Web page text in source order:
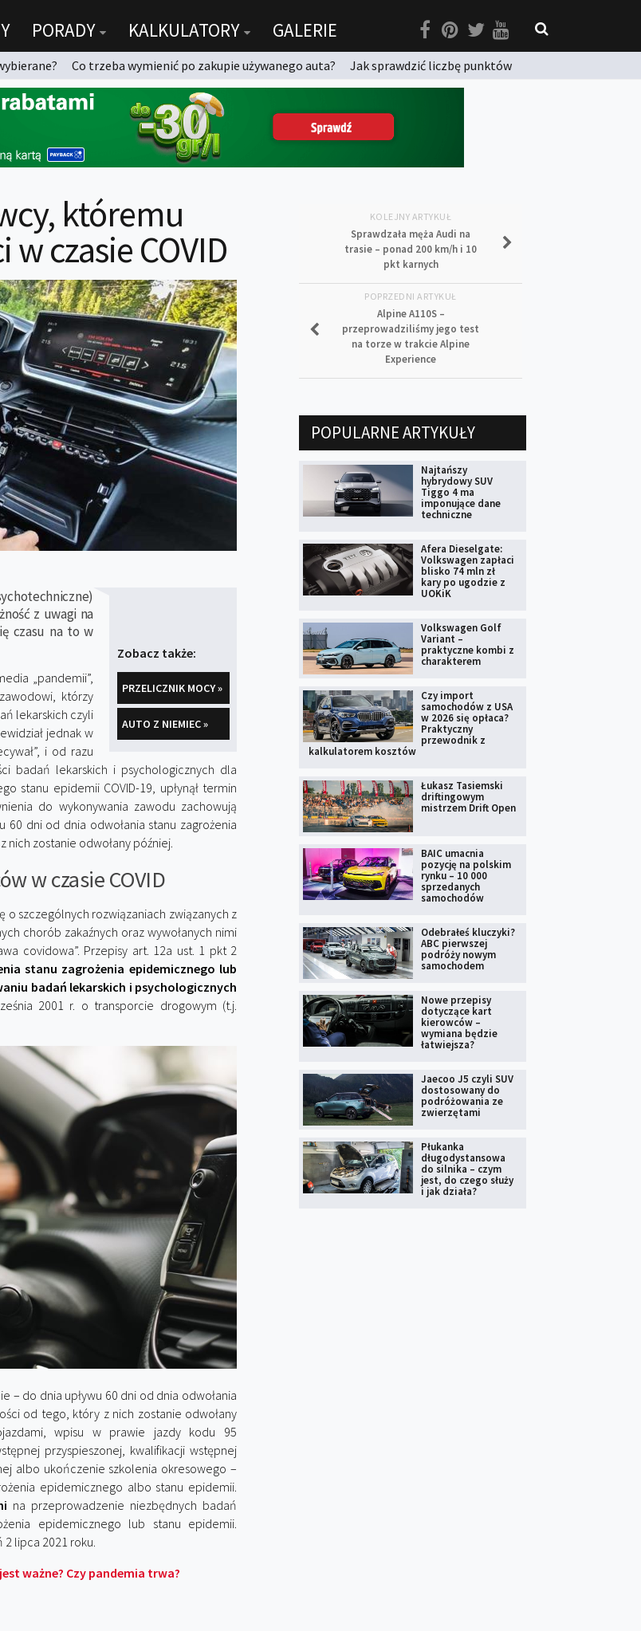
PORADY KALKULATORY GALERIE
Co trzeba wymienić po zakupie używanego auta?
Jak sprawdzić liczbę punktów
któremu
czasie COVID
Zobacz także:
PRZELICZNIK MOCY »
AUTO Z NIEMIEC »
z uwagi na
czasu na to w
„pandemii”,
którzy
lekarskich czyli
jednak w
i od razu
badań lekarskich i psychologicznych dla
stanu epidemii COVID-19, upłynął termin
do wykonywania zawodu zachowują
60 dni od dnia odwołania stanu zagrożenia
zostanie odwołany później.
w czasie COVID
o szczególnych rozwiązaniach związanych z
chorób zakaźnych oraz wywołanych nimi
covidowa”. Przepisy art. 12a ust. 1 pkt 2
stanu zagrożenia epidemicznego lub
badań lekarskich i psychologicznych
2001 r. o transporcie drogowym (t.j.
– do dnia upływu 60 dni od dnia odwołania
od tego, który z nich zostanie odwołany
wpisu w prawie jazdy kodu 95
przyspieszonej, kwalifikacji wstępnej
albo ukończenie szkolenia okresowego –
epidemicznego albo stanu epidemii.
na przeprowadzenie niezbędnych badań
epidemicznego lub stanu epidemii.
lipca 2021 roku.
ważne? Czy pandemia trwa?
KOLEJNY ARTYKUŁ
Sprawdzała męża Audi na
trasie – ponad 200 km/h i 10
pkt karnych
POPRZEDNI ARTYKUŁ
Alpine A110S –
przeprowadziliśmy jego test
na torze w trakcie Alpine
Experience
POPULARNE ARTYKUŁY
Najtańszy
hybrydowy SUV
Tiggo 4 ma
imponujące dane
techniczne
Afera Dieselgate:
Volkswagen zapłaci
blisko 74 mln zł
kary po ugodzie z
UOKiK
Volkswagen Golf
Variant –
praktyczne kombi z
charakterem
Czy import
samochodów z USA
w 2026 się opłaca?
Praktyczny
przewodnik z
kalkulatorem kosztów
Łukasz Tasiemski
driftingowym
mistrzem Drift Open
BAIC umacnia
pozycję na polskim
rynku – 10 000
sprzedanych
samochodów
Odebrałeś kluczyki?
ABC pierwszej
podróży nowym
samochodem
Nowe przepisy
dotyczące kart
kierowców –
wymiana będzie
łatwiejsza?
Jaecoo J5 czyli SUV
dostosowany do
podróżowania ze
zwierzętami
Płukanka
długodystansowa
do silnika – czym
jest, do czego służy
i jak działa?